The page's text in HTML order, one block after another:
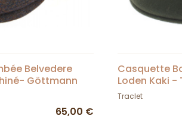
Belvedere
Göttmann
65,00 €
Casquette
Loden Kaki -
Traclet